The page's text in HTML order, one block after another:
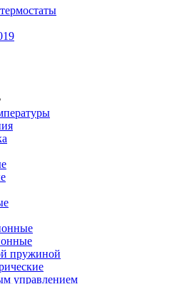
пружиной
управлением